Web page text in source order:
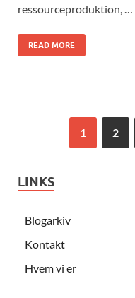
ressourceproduktion, …
READ MORE
1 2
LINKS
Blogarkiv
Kontakt
Hvem vi er